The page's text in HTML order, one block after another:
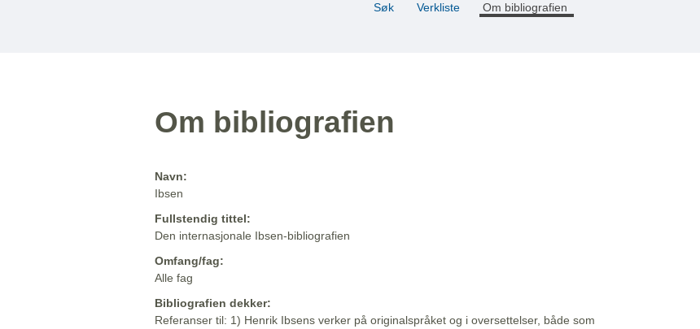
Søk Verkliste Om bibliografien
Om bibliografien
Navn:
Ibsen
Fullstendig tittel:
Den internasjonale Ibsen-bibliografien
Omfang/fag:
Alle fag
Bibliografien dekker:
Referanser til: 1) Henrik Ibsens verker på originalspråket og i oversettelser, både som